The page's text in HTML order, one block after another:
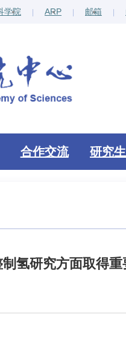
学院 ARP 邮箱
合作交流 研究
氢研究方面取得重